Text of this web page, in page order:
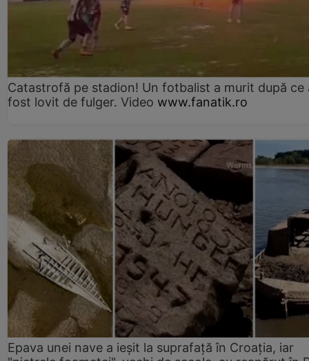
Catastrofă pe stadion! Un fotbalist a murit după ce
fost lovit de fulger. Video www.fanatik.ro
Epava unei nave a ieșit la suprafață în Croația, iar